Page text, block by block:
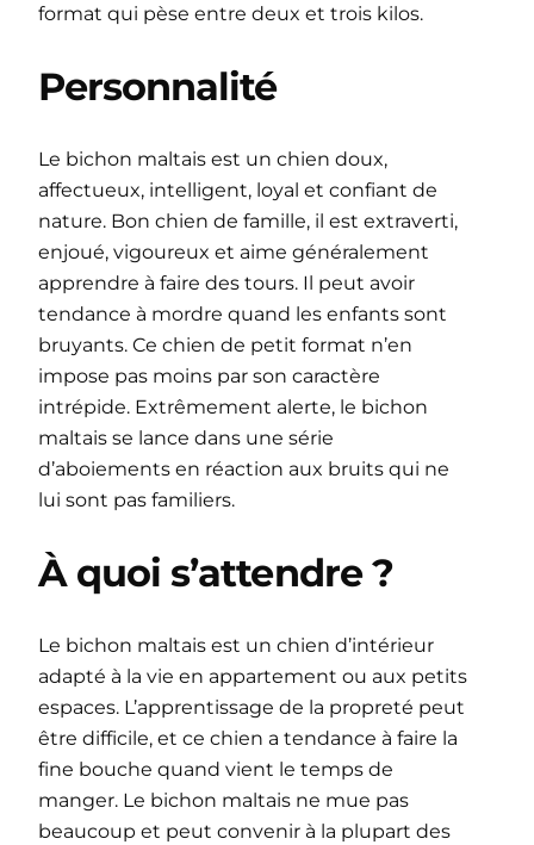
format qui pèse entre deux et trois kilos.
Personnalité
Le bichon maltais est un chien doux,
affectueux, intelligent, loyal et confiant de
nature. Bon chien de famille, il est extraverti,
enjoué, vigoureux et aime généralement
apprendre à faire des tours. Il peut avoir
tendance à mordre quand les enfants sont
bruyants. Ce chien de petit format n’en
impose pas moins par son caractère
intrépide. Extrêmement alerte, le bichon
maltais se lance dans une série
d’aboiements en réaction aux bruits qui ne
lui sont pas familiers.
À quoi s’attendre ?
Le bichon maltais est un chien d’intérieur
adapté à la vie en appartement ou aux petits
espaces. L’apprentissage de la propreté peut
être difficile, et ce chien a tendance à faire la
fine bouche quand vient le temps de
manger. Le bichon maltais ne mue pas
beaucoup et peut convenir à la plupart des